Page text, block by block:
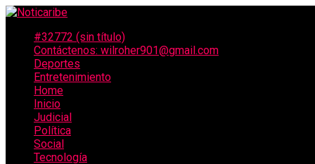
#32772 (sin título)
Contáctenos: wilroher901@gmail.com
Deportes
Entretenimiento
Home
Inicio
Judicial
Política
Social
Tecnología